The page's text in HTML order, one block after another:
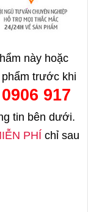
này hoặc
trước khi
0906 917
tin bên dưới.
PHÍ chỉ sau